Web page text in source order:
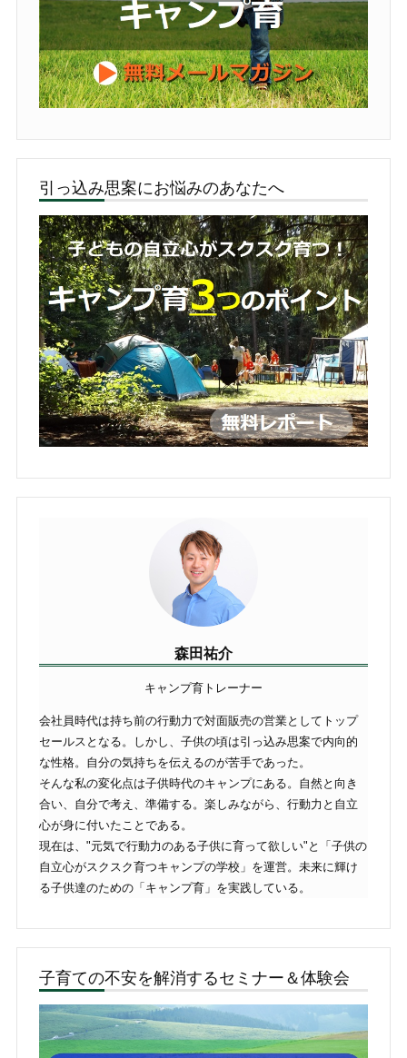
引っ込み思案にお悩みのあなたへ
森田祐介
キャンプ育トレーナー
会社員時代は持ち前の行動力で対面販売の営業としてトップ
セールスとなる。しかし、子供の頃は引っ込み思案で内向的
な性格。自分の気持ちを伝えるのが苦手であった。
そんな私の変化点は子供時代のキャンプにある。自然と向き
合い、自分で考え、準備する。楽しみながら、行動力と自立
心が身に付いたことである。
現在は、"元気で行動力のある子供に育って欲しい"と「子供の
自立心がスクスク育つキャンプの学校」を運営。未来に輝け
る子供達のための「キャンプ育」を実践している。
子育ての不安を解消するセミナー＆体験会